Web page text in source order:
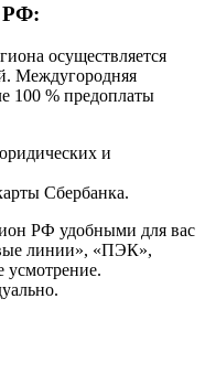
РФ:
осуществляется
Междугородняя
100 % предоплаты
и
Сбербанка.
РФ удобными для вас
линии», «ПЭК»,